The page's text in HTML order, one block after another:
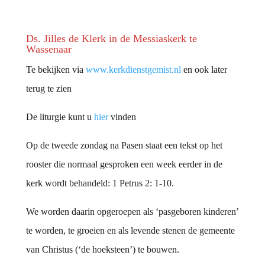
Ds. Jilles de Klerk in de Messiaskerk te
Wassenaar
Te bekijken via www.kerkdienstgemist.nl en ook later
terug te zien
De liturgie kunt u hiervinden
Op de tweede zondag na Pasen staat een tekst op het
rooster die normaal gesproken een week eerder in de
kerk wordt behandeld: 1 Petrus 2: 1-10.
We worden daarin opgeroepen als ‘pasgeboren kinderen’
te worden, te groeien en als levende stenen de gemeente
van Christus (‘de hoeksteen’) te bouwen.